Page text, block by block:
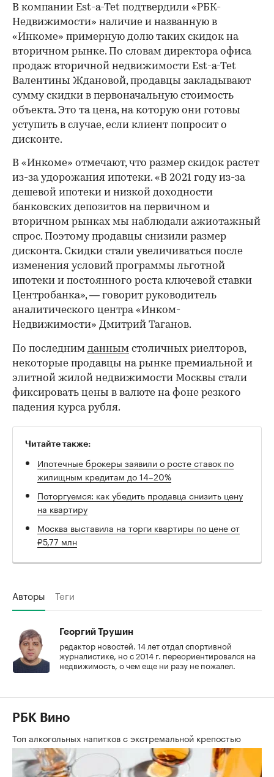
В компании Est-a-Tet подтвердили «РБК-
Недвижимости» наличие и названную в
«Инкоме» примерную долю таких скидок на
вторичном рынке. По словам директора офиса
продаж вторичной недвижимости Est-a-Tet
Валентины Ждановой, продавцы закладывают
сумму скидки в первоначальную стоимость
объекта. Это та цена, на которую они готовы
уступить в случае, если клиент попросит о
дисконте.
В «Инкоме» отмечают, что размер скидок растет
из-за удорожания ипотеки. «В 2021 году из-за
дешевой ипотеки и низкой доходности
банковских депозитов на первичном и
вторичном рынках мы наблюдали ажиотажный
спрос. Поэтому продавцы снизили размер
дисконта. Скидки стали увеличиваться после
изменения условий программы льготной
ипотеки и постоянного роста ключевой ставки
Центробанка», — говорит руководитель
аналитического центра «Инком-
Недвижимости» Дмитрий Таганов.
00:00 / 00:00
По последним данным столичных риелторов,
некоторые продавцы на рынке премиальной и
элитной жилой недвижимости Москвы стали
фиксировать цены в валюте на фоне резкого
падения курса рубля.
Читайте также:
Ипотечные брокеры заявили о росте ставок по
жилищным кредитам до 14–20%
Поторгуемся: как убедить продавца снизить цену
на квартиру
Москва выставила на торги квартиры по цене от
₽5,77 млн
Авторы Теги
Георгий Трушин
редактор новостей. 14 лет отдал спортивной
журналистике, но с 2014 г. переориентировался на
недвижимость, о чем еще ни разу не пожалел.
РБК Вино
Топ алкогольных напитков с экстремальной крепостью